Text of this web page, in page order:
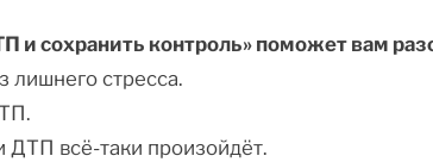
и сохранить контроль» поможет вам
лишнего стресса.
ДТП всё-таки произойдёт.